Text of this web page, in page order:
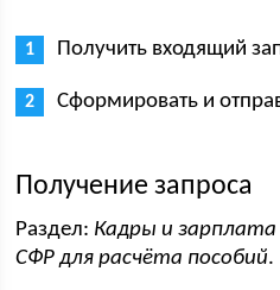
Получить входящий
Сформировать и
Получение запроса
Раздел: Кадры и
СФР для расчёта пособий.